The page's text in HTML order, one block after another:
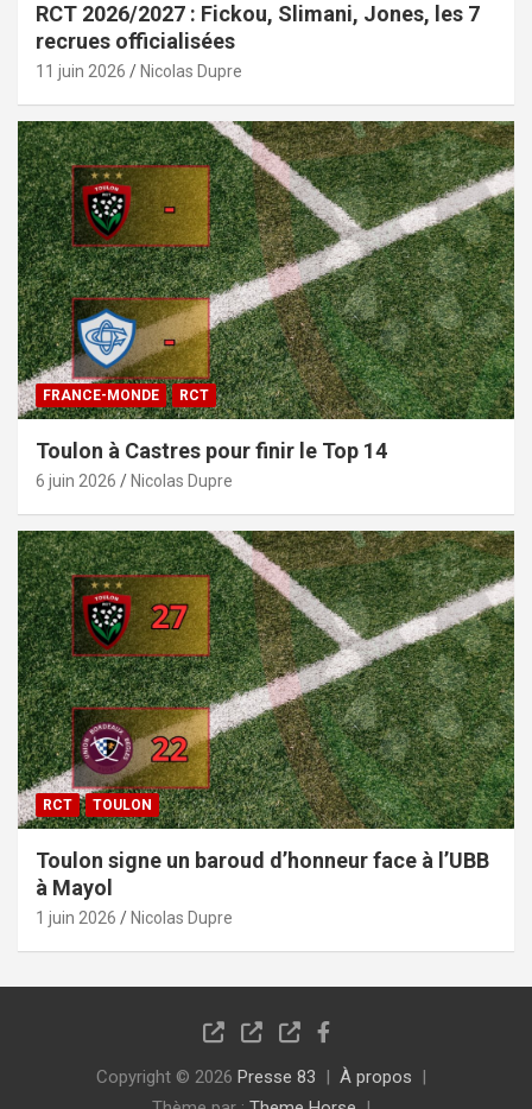
RCT 2026/2027 : Fickou, Slimani, Jones, les 7
recrues officialisées
11 juin 2026 Nicolas Dupre
FRANCE-MONDE RCT
Toulon à Castres pour finir le Top 14
6 juin 2026 Nicolas Dupre
RCT TOULON
Toulon signe un baroud d’honneur face à l’UBB
à Mayol
1 juin 2026 Nicolas Dupre
Copyright © 2026 Presse 83
À propos